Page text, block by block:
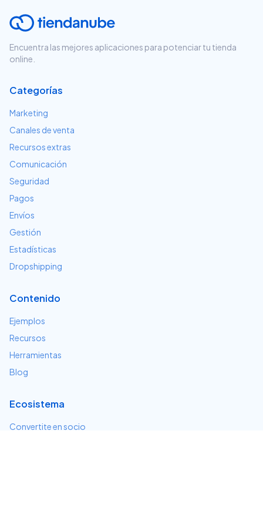
Encuentra las mejores aplicaciones para potenciar tu tienda
online.
Categorías
Marketing
Canales de venta
Recursos extras
Comunicación
Seguridad
Pagos
Envíos
Gestión
Estadísticas
Dropshipping
Contenido
Ejemplos
Recursos
Herramientas
Blog
Ecosistema
Convertite en socio